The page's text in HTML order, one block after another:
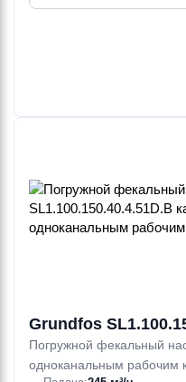
Grundfos
Погружной фекальный
одноканальным рабочим